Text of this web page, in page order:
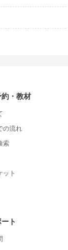
・教材
の流れ
索
ット
ト